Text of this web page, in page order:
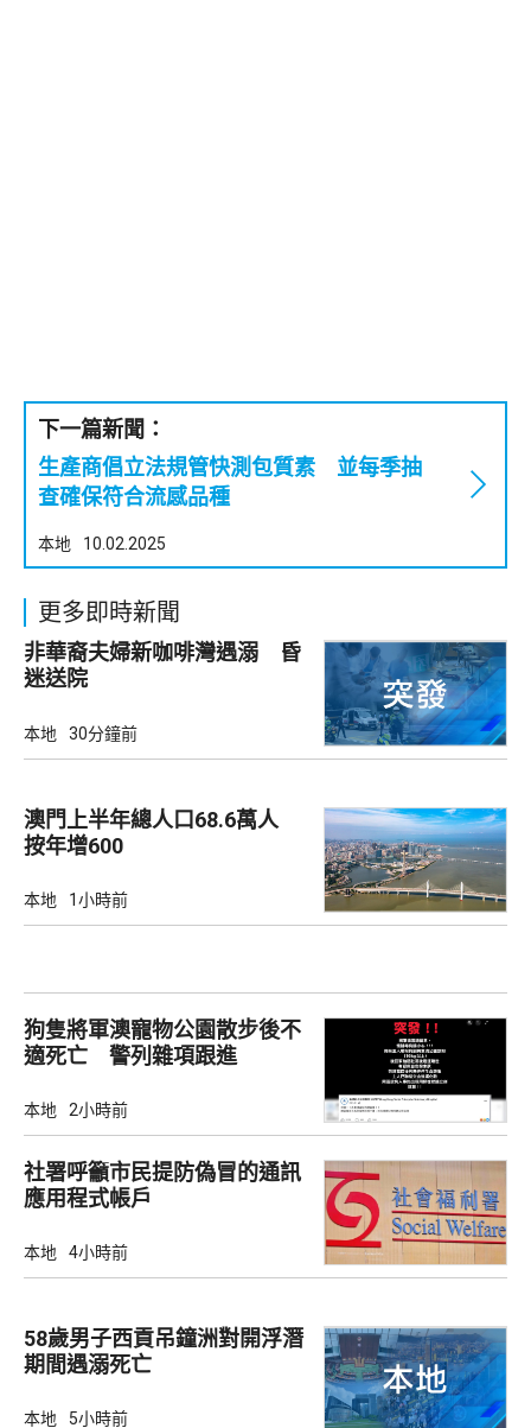
下一篇新聞：
生產商倡立法規管快測包質素 並每季抽
查確保符合流感品種
本地 10.02.2025
更多即時新聞
非華裔夫婦新咖啡灣遇溺 昏
迷送院
本地 30分鐘前
澳門上半年總人口68.6萬人
按年增600
本地 1小時前
狗隻將軍澳寵物公園散步後不
適死亡 警列雜項跟進
本地 2小時前
社署呼籲市民提防偽冒的通訊
應用程式帳戶
本地 4小時前
58歲男子西貢吊鐘洲對開浮潛
期間遇溺死亡
本地 5小時前